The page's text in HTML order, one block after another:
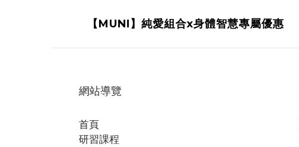
【MUNI】純愛組合x身體智慧專屬優惠
網站導覽
首頁
研習課程